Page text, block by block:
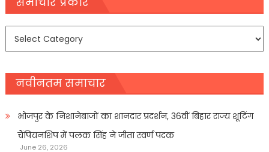
समाचार
नवीनतम समाचार
भोजपुर के निशानेबाजों का शानदार प्रदर्शन, 36वीं बिहार राज्य शूटिंग
चैंपियनशिप में पलक सिंह ने जीता स्वर्ण पदक
June 26, 2026